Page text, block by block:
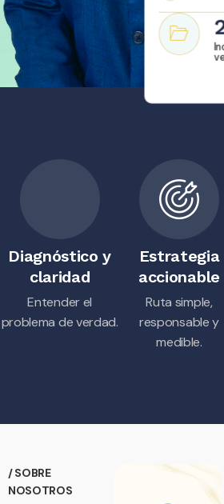
Diagnóstico y
claridad
Entender el
problema de verdad.
Estrategia
accionable
Ruta simple,
responsable y
medible.
/ SOBRE
NOSOTROS